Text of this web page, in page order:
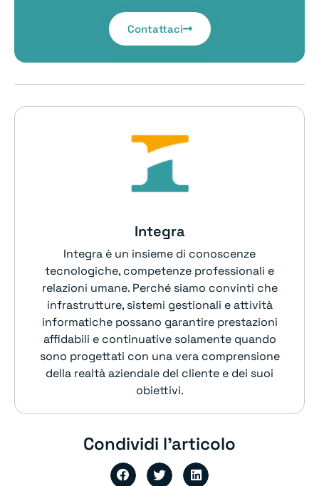
Contattaci
Integra
Integra è un insieme di conoscenze
tecnologiche, competenze professionali e
relazioni umane. Perché siamo convinti che
infrastrutture, sistemi gestionali e attività
informatiche possano garantire prestazioni
affidabili e continuative solamente quando
sono progettati con una vera comprensione
della realtà aziendale del cliente e dei suoi
obiettivi.
Condividi l'articolo